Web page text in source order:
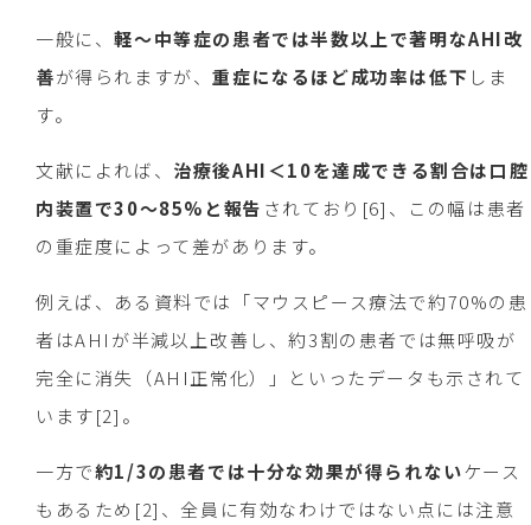
一般に、軽〜中等症の患者では半数以上で著明なAHI改
善が得られますが、重症になるほど成功率は低下 しま
す。
文献によれば、 治療後AHI＜10を達成できる割合は口腔
内装置で30〜85%と報告 されており[6]、この幅は患者
の重症度によって差があります。
例えば、ある資料では「マウスピース療法で約70%の患
者はAHIが半減以上改善し、約3割の患者では無呼吸が
完全に消失（AHI正常化）」といったデータも示されて
います[2]。
一方で約1/3の患者では十分な効果が得られないケース
もあるため[2]、全員に有効なわけではない点には注意